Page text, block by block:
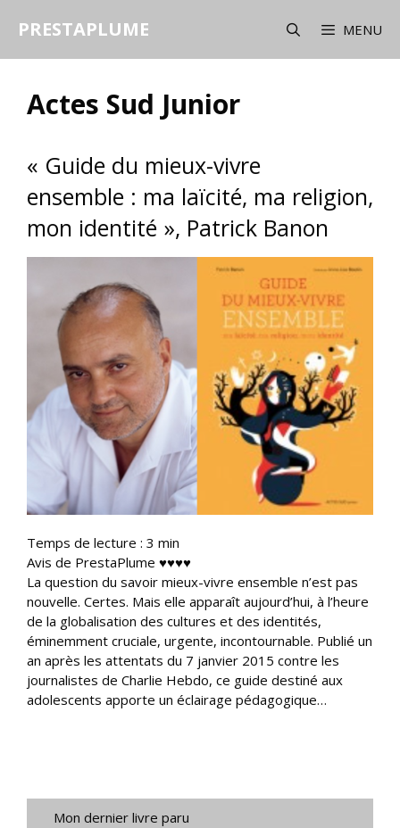
PRESTAPLUME MENU
Actes Sud Junior
« Guide du mieux-vivre
ensemble : ma laïcité, ma religion,
mon identité », Patrick Banon
Temps de lecture : 3 min
Avis de PrestaPlume ♥♥♥♥
La question du savoir mieux-vivre ensemble n’est pas
nouvelle. Certes. Mais elle apparaît aujourd’hui, à l’heure
de la globalisation des cultures et des identités,
éminemment cruciale, urgente, incontournable. Publié un
an après les attentats du 7 janvier 2015 contre les
journalistes de Charlie Hebdo, ce guide destiné aux
adolescents apporte un éclairage pédagogique…
Mon dernier livre paru